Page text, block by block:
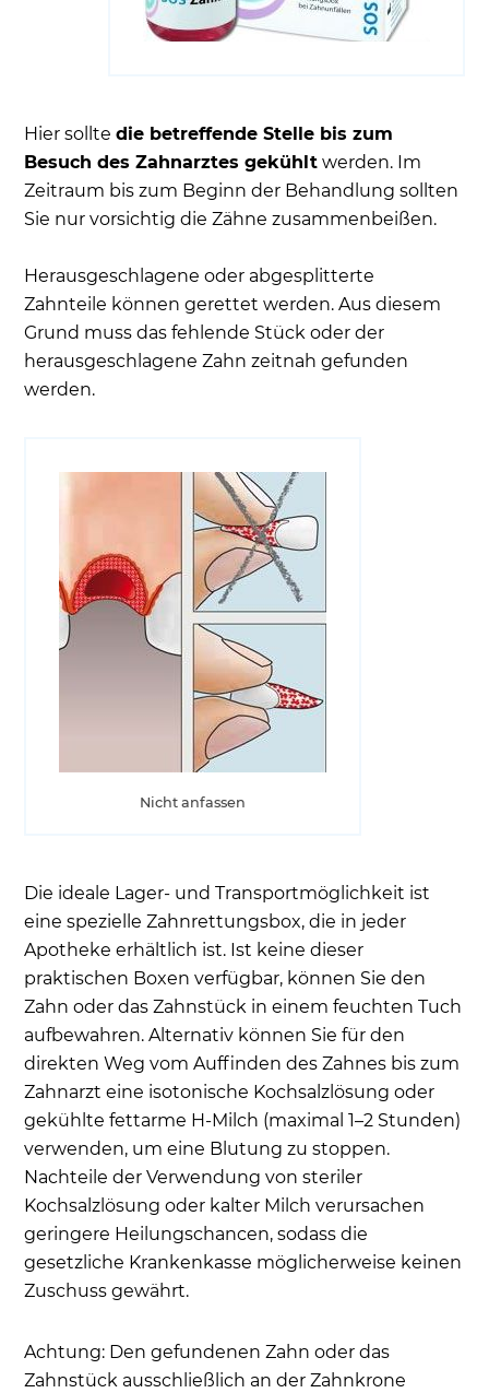
Hier solltedie betreffende Stelle bis zum
Besuch des Zahnarztes gekühlt werden. Im
Zeitraum bis zum Beginn der Behandlung sollten
Sie nur vorsichtig die Zähne zusammenbeißen.
Herausgeschlagene oder abgesplitterte
Zahnteile können gerettet werden. Aus diesem
Grund muss das fehlende Stück oder der
herausgeschlagene Zahn zeitnah gefunden
werden.
Nicht anfassen
Die ideale Lager- und Transportmöglichkeit ist
eine spezielle Zahnrettungsbox, die in jeder
Apotheke erhältlich ist. Ist keine dieser
praktischen Boxen verfügbar, können Sie den
Zahn oder das Zahnstück in einem feuchten Tuch
aufbewahren. Alternativ können Sie für den
direkten Weg vom Auffinden des Zahnes bis zum
Zahnarzt eine isotonische Kochsalzlösung oder
gekühlte fettarme H-Milch (maximal 1–2 Stunden)
verwenden, um eine Blutung zu stoppen.
Nachteile der Verwendung von steriler
Kochsalzlösung oder kalter Milch verursachen
geringere Heilungschancen, sodass die
gesetzliche Krankenkasse möglicherweise keinen
Zuschuss gewährt.
Achtung: Den gefundenen Zahn oder das
Zahnstück ausschließlich an der Zahnkrone